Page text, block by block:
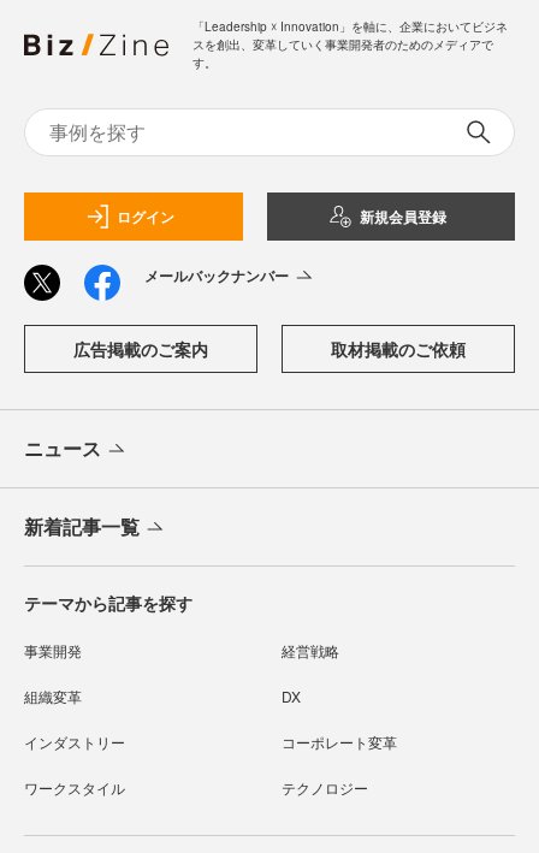
「Leadership ☓ Innovation」を軸に、企業においてビジネ
スを創出、変革していく事業開発者のためのメディアで
す。
ログイン 新規会員登録
メールバックナンバー
広告掲載のご案内 取材掲載のご依頼
ニュース
新着記事一覧
テーマから記事を探す
事業開発 経営戦略
組織変革 DX
インダストリー コーポレート変革
ワークスタイル テクノロジー